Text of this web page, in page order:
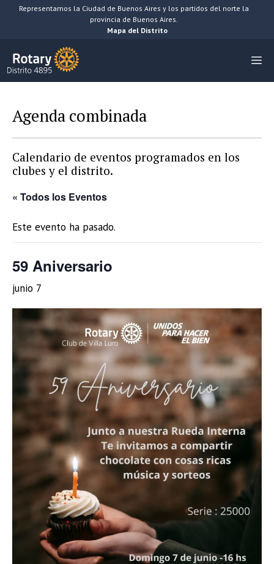
SaltarRepresentamos la Ciudad de Buenos Aires y los partidos del norte la
provincia de Buenos Aires.
Mapa del Distrito
Agenda combinada
Calendario de eventos programados en los
clubes y el distrito.
« Todos los Eventos
Este evento ha pasado.
59 Aniversario
junio 7